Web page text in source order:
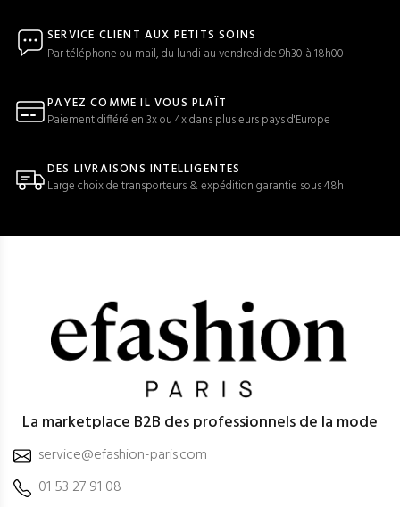
SERVICE CLIENT AUX PETITS SOINS
Par téléphone ou mail, du lundi au vendredi de 9h30 à 18h00
PAYEZ COMME IL VOUS PLAÎT
Paiement différé en 3x ou 4x dans plusieurs pays d'Europe
DES LIVRAISONS INTELLIGENTES
Large choix de transporteurs & expédition garantie sous 48h
La marketplace B2B des professionnels de la mode
service@efashion-paris.com
01 53 27 91 08